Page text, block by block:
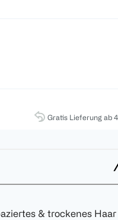
Gratis Lieferung ab
& trockenes Haar